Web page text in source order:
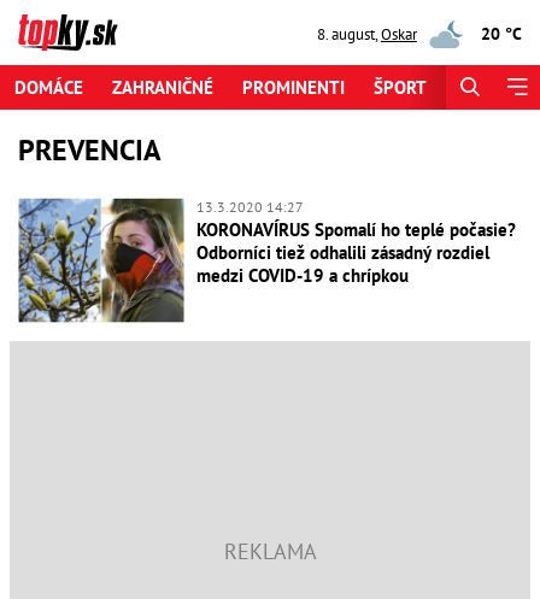
8. august,Oskar 20 °C
DOMÁCE ZAHRANIČNÉ PROMINENTI ŠPORT
PREVENCIA
13.3.2020 14:27
KORONAVÍRUS Spomalí ho teplé počasie?
Odborníci tiež odhalili zásadný rozdiel
medzi COVID-19 a chrípkou